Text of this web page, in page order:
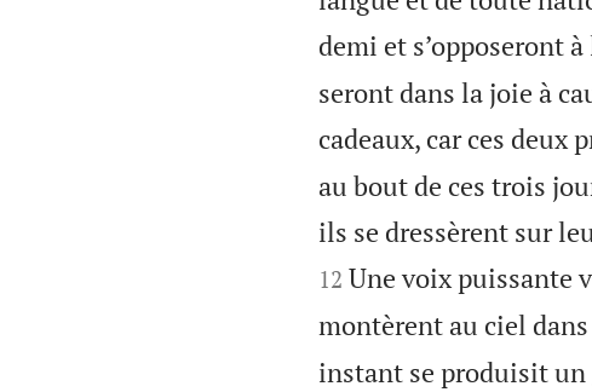
demi et s’opposeront
seront dans la joie à
cadeaux, car ces deux
au bout de ces trois
ils se dressèrent sur
12 Une voix puissante
montèrent au ciel
instant se produisit